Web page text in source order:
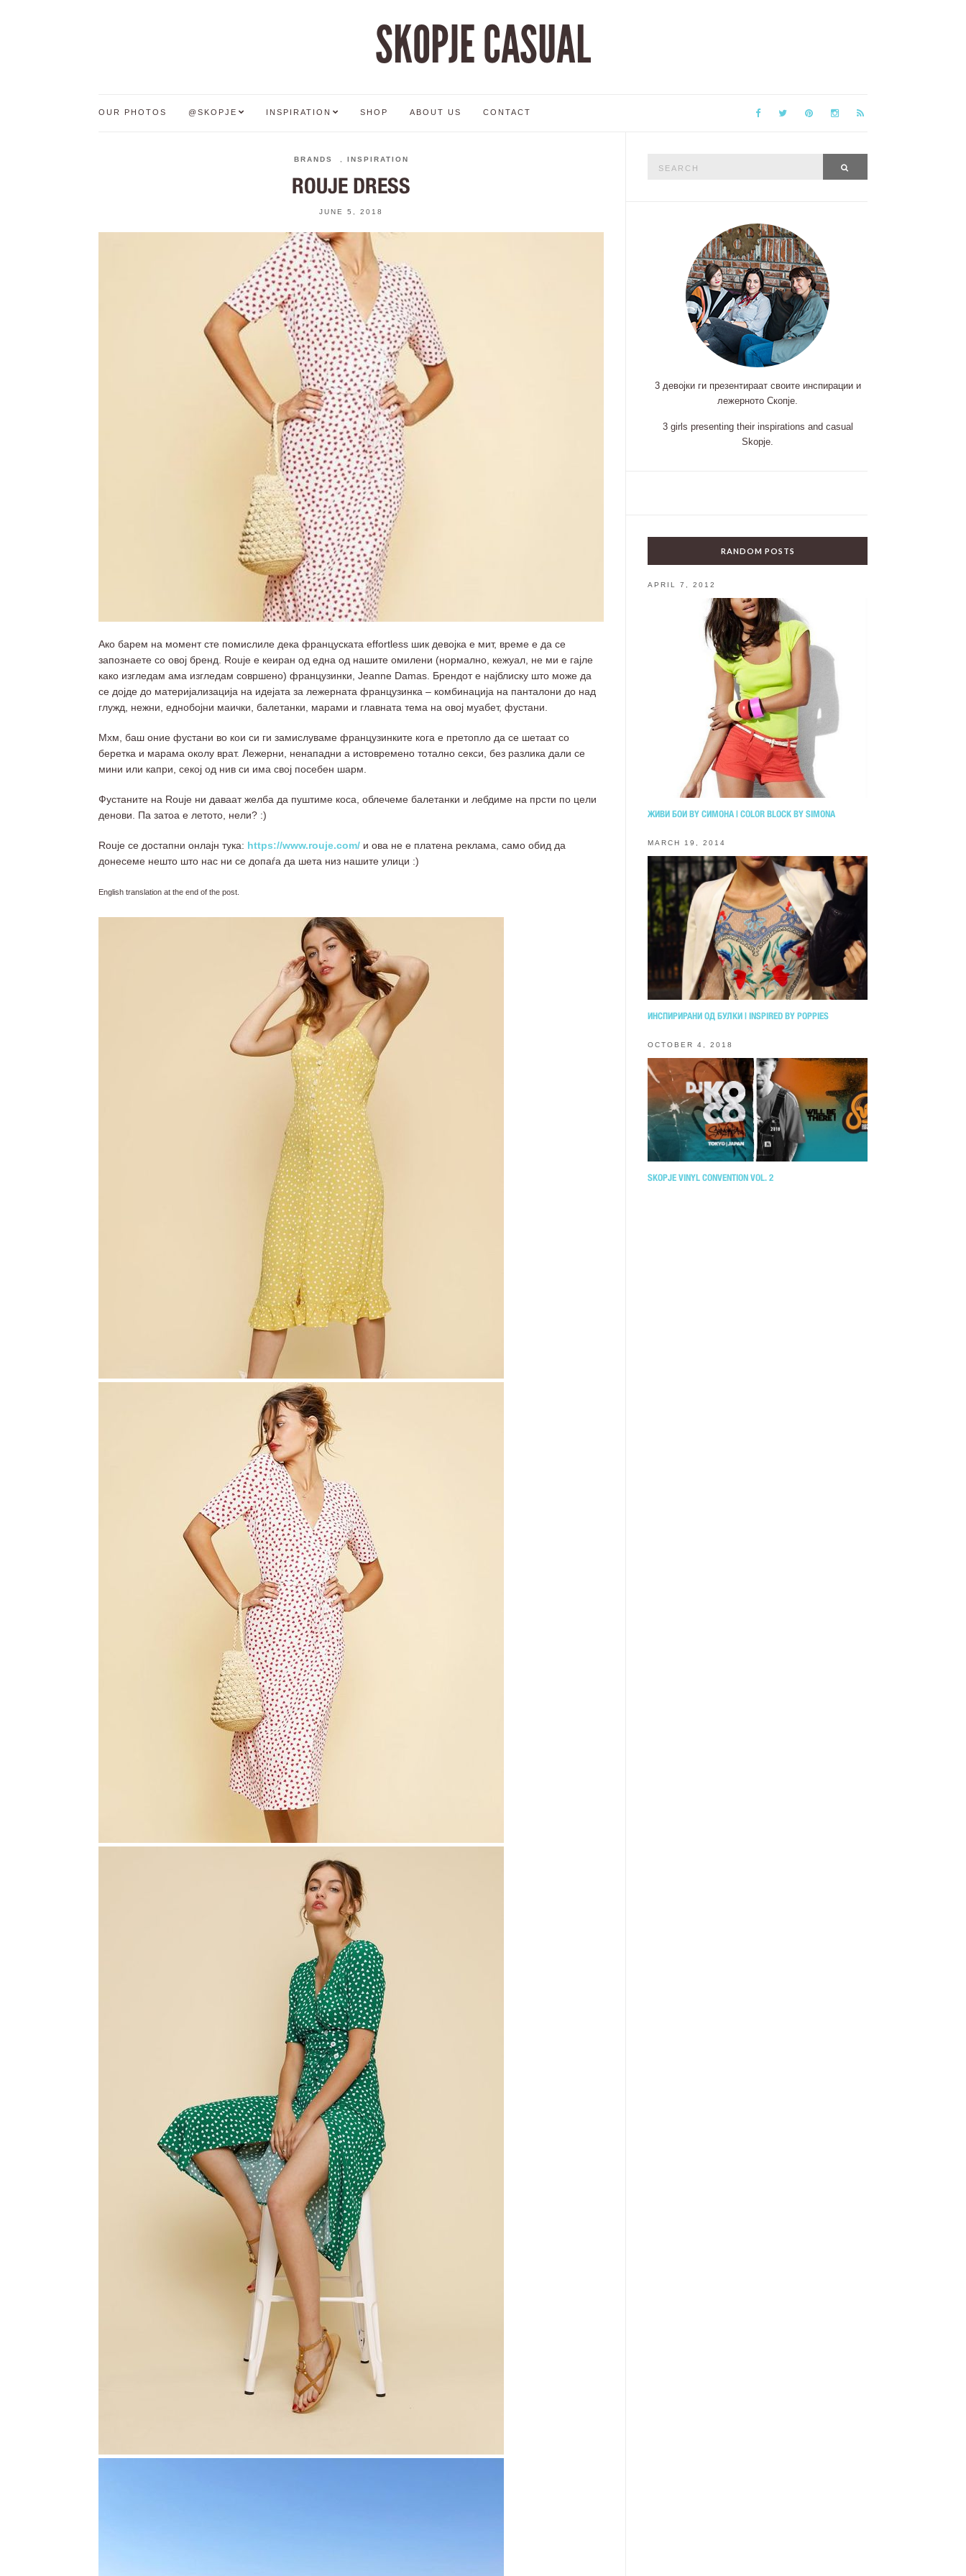
SKOPJE CASUAL
OUR PHOTOS @SKOPJE INSPIRATION SHOP ABOUT US CONTACT
BRANDS INSPIRATION
ROUJE DRESS
JUNE 5, 2018
Ако барем на момент сте помислиле дека француската effortless шик девојка е мит, време е да се
запознаете со овој бренд. Rouje е кеиран од една од нашите омилени (нормално, кежуал, не ми е гајле
како изгледам ама изгледам совршено) французинки, Jeanne Damas. Брендот е најблиску што може да
се дојде до материјализација на идејата за лежерната французинка – комбинација на панталони до над
глужд, нежни, еднобојни маички, балетанки, марами и главната тема на овој муабет, фустани.
Мхм, баш оние фустани во кои си ги замислуваме французинките кога е претопло да се шетаат со
беретка и марама околу врат. Лежерни, ненападни а истовремено тотално секси, без разлика дали се
мини или капри, секој од нив си има свој посебен шарм.
Фустаните на Rouje ни даваат желба да пуштиме коса, облечеме балетанки и лебдиме на прсти по цели
денови. Па затоа е летото, нели? :)
Rouje се достапни онлајн тука: https://www.rouje.com/ и ова не е платена реклама, само обид да
донесеме нешто што нас ни се допаѓа да шета низ нашите улици :)
English translation at the end of the post.
3 девојки ги презентираат своите инспирации и
лежерното Скопје.
3 girls presenting their inspirations and casual
Skopje.
RANDOM POSTS
APRIL 7, 2012
ЖИВИ БОИ BY СИМОНА | COLOR BLOCK BY SIMONA
MARCH 19, 2014
ИНСПИРИРАНИ ОД БУЛКИ | INSPIRED BY POPPIES
OCTOBER 4, 2018
SKOPJE VINYL CONVENTION VOL. 2